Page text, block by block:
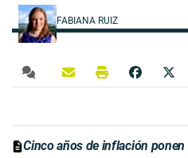
FABIANA RUIZ
Cinco años de inflación